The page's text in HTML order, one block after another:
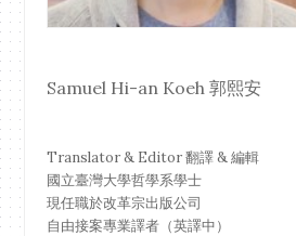
Samuel Hi-an Koeh 郭熙安
Translator & Editor 翻譯 & 編輯
國立臺灣大學哲學系學士
現任職於改革宗出版公司
自由接案專業譯者（英譯中）